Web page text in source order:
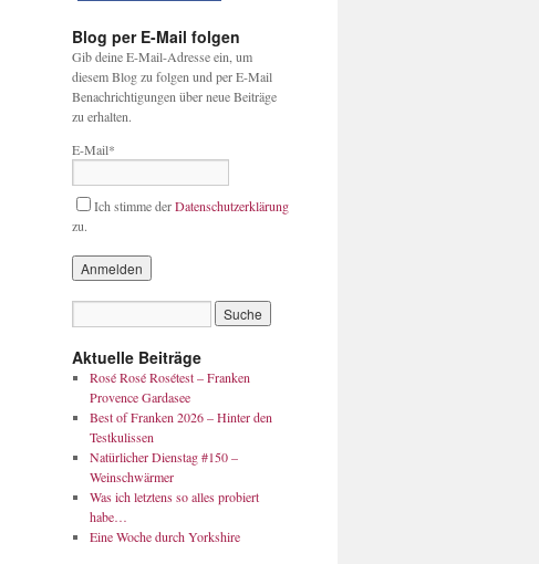
Blog per E-Mail folgen
Gib deine E-Mail-Adresse ein, um
diesem Blog zu folgen und per E-Mail
Benachrichtigungen über neue Beiträge
zu erhalten.
E-Mail*
Ich stimme derDatenschutzerklärung
zu.
Aktuelle Beiträge
Rosé Rosé Rosétest – Franken
Provence Gardasee
Best of Franken 2026 – Hinter den
Testkulissen
Natürlicher Dienstag #150 –
Weinschwärmer
Was ich letztens so alles probiert
habe…
Eine Woche durch Yorkshire